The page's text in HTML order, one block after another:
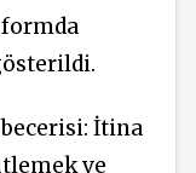
İtina
ve